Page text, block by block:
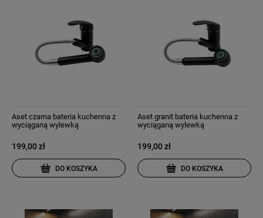
Aset czarna bateria kuchenna z
wyciąganą wylewką
199,00 zł
DO KOSZYKA
Aset granit bateria kuchenna z
wyciąganą wylewką
199,00 zł
DO KOSZYKA